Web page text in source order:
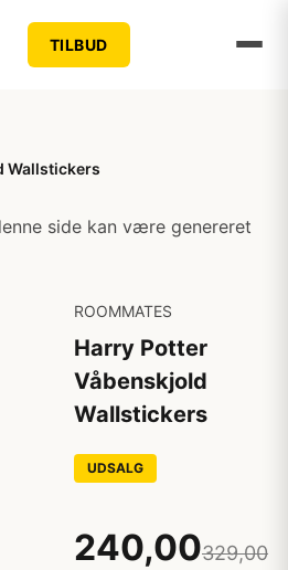
TILBUD
Wallstickers
side kan være genereret
ROOMMATES
Harry Potter
Våbenskjold
Wallstickers
UDSALG
240,00329,00